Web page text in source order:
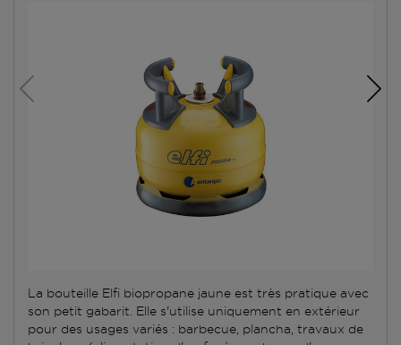
La bouteille Elfi biopropane jaune est très pratique avec
son petit gabarit. Elle s'utilise uniquement en extérieur
pour des usages variés : barbecue, plancha, travaux de